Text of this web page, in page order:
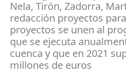
Nela, Tirón, Zadorra,
redacción proyectos
proyectos se unen al
que se ejecuta
cuenca y que en 2021
millones de euros